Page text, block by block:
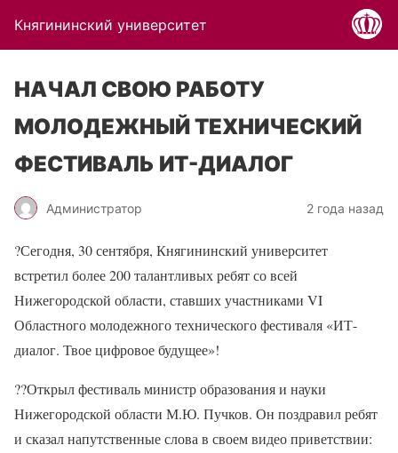
Княгининский университет
НАЧАЛ СВОЮ РАБОТУ
МОЛОДЕЖНЫЙ ТЕХНИЧЕСКИЙ
ФЕСТИВАЛЬ ИТ-ДИАЛОГ
Администратор 2 года назад
?Сегодня, 30 сентября, Княгининский университет
встретил более 200 талантливых ребят со всей
Нижегородской области, ставших участниками VI
Областного молодежного технического фестиваля «ИТ-
диалог. Твое цифровое будущее»!
??Открыл фестиваль министр образования и науки
Нижегородской области М.Ю. Пучков. Он поздравил ребят
и сказал напутственные слова в своем видео приветствии: